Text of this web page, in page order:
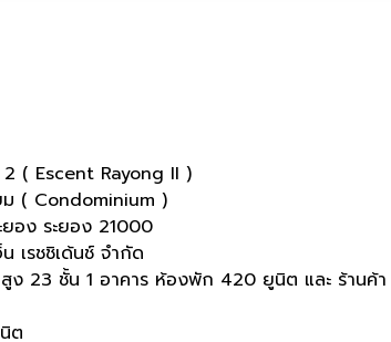
2 ( Escent Rayong II )
ม ( Condominium )
ยอง ระยอง 21000
เรชชิเด้นช์ จำกัด
ง 23 ชั้น 1 อาคาร ห้องพัก 420 ยูนิต และ ร้านค้า
ต